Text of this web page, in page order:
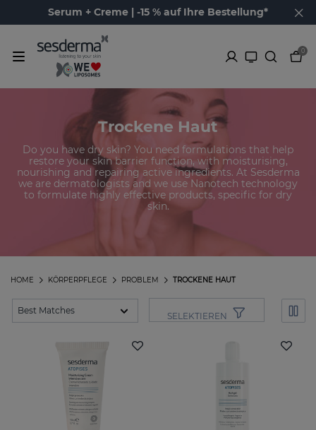
Serum + Creme | -15 % auf Ihre Bestellung*
0
Trockene Haut
Do you have dry skin? You need formulations that help
restore your skin barrier function, with moisturising,
nourishing and repairing active ingredients. At Sesderma
we are dermatologists and we use Nanotech technology
to formulate highly effective products, specific for dry
skin.
TROCKENE HAUT
PROBLEM
KÖRPERPFLEGE
HOME
SELEKTIEREN